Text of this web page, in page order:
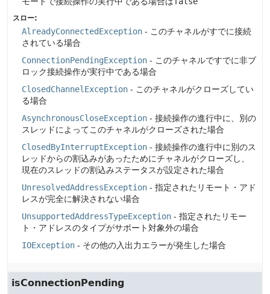
スロー:
AlreadyConnectedException - このチャネルがすでに接続
されている場合
ConnectionPendingException - このチャネルですでに非ブ
ロック接続操作が実行中である場合
ClosedChannelException - このチャネルがクローズしてい
る場合
AsynchronousCloseException - 接続操作の進行中に、別の
スレッドによってこのチャネルがクローズされた場合
ClosedByInterruptException - 接続操作の進行中に別のス
レッドからの割込みがあったためにチャネルがクローズし、
現在のスレッドの割込みステータスが設定された場合
UnresolvedAddressException - 指定されたリモート・アド
レスが完全に解決されない場合
UnsupportedAddressTypeException - 指定されたリモー
ト・アドレスのタイプがサポート対象外の場合
IOException - その他の入出力エラーが発生した場合
isConnectionPending